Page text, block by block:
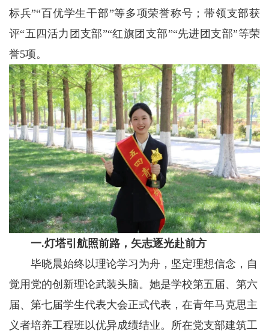
标兵”“百优学生干部”等多项荣誉称号；带领支部获
评“五四活力团支部”“红旗团支部”“先进团支部”等荣
誉5项。
一.灯塔引航照前路，矢志逐光赴前方
毕晓晨始终以理论学习为舟，坚定理想信念，自
觉用党的创新理论武装头脑。她是学校第五届、第六
届、第七届学生代表大会正式代表，在青年马克思主
义者培养工程班以优异成绩结业。所在党支部建筑工